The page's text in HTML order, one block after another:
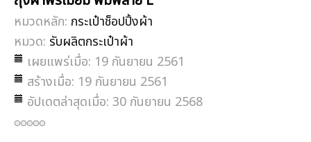
หมวดหลัก: กระเป๋าช็อปปิ้งผ้า
หมวด: รับผลิตกระเป๋าผ้า
เผยแพร่เมื่อ: 19 กันยายน 2561
สร้างเมื่อ: 19 กันยายน 2561
อัปเดตล่าสุดเมื่อ: 30 กันยายน 2568